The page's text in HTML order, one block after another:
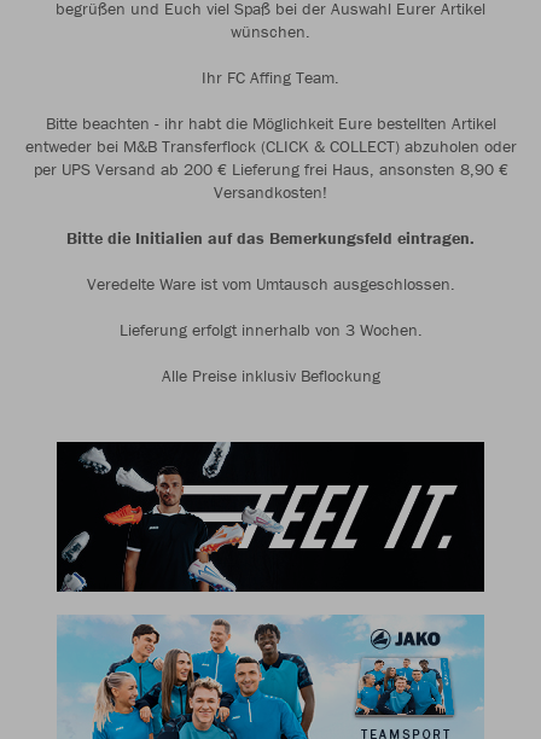
begrüßen und Euch viel Spaß bei der Auswahl Eurer Artikel
wünschen.
Ihr FC Affing Team.
Bitte beachten - ihr habt die Möglichkeit Eure bestellten Artikel
entweder bei M&B Transferflock (CLICK & COLLECT) abzuholen oder
per UPS Versand ab 200 € Lieferung frei Haus, ansonsten 8,90 €
Versandkosten!
Bitte die Initialien auf das Bemerkungsfeld eintragen.
Veredelte Ware ist vom Umtausch ausgeschlossen.
Lieferung erfolgt innerhalb von 3 Wochen.
Alle Preise inklusiv Beflockung